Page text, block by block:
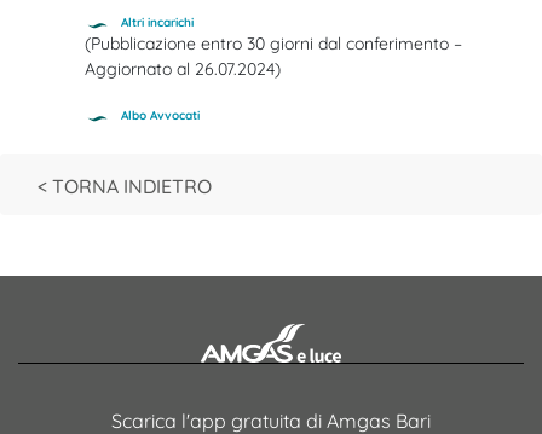
Altri incarichi
(Pubblicazione entro 30 giorni dal conferimento –
Aggiornato al 26.07.2024)
Albo Avvocati
< TORNA INDIETRO
Scarica l'app gratuita di Amgas Bari